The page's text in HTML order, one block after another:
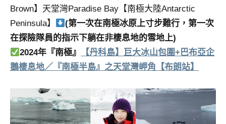
Brown】天堂灣Paradise Bay【南極大陸Antarctic
Peninsula】
(第一次在南極冰原上寸步難行，第一次
在探險隊員的指示下躺在非棲息地的雪地上)
2024年『南極』
【丹科島】巨大冰山包圍+巴布亞企
鵝棲息地／『南極半島』之天堂灣岬角【布朗站】